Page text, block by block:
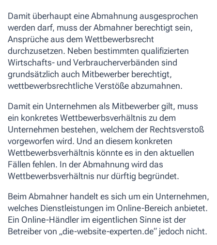
Damit überhaupt eine Abmahnung ausgesprochen
werden darf, muss der Abmahner berechtigt sein,
Ansprüche aus dem Wettbewerbsrecht
durchzusetzen. Neben bestimmten qualifizierten
Wirtschafts- und Verbraucherverbänden sind
grundsätzlich auch Mitbewerber berechtigt,
wettbewerbsrechtliche Verstöße abzumahnen.
Damit ein Unternehmen als Mitbewerber gilt, muss
ein konkretes Wettbewerbsverhältnis zu dem
Unternehmen bestehen, welchem der Rechtsverstoß
vorgeworfen wird. Und an diesem konkreten
Wettbewerbsverhältnis könnte es in den aktuellen
Fällen fehlen. In der Abmahnung wird das
Wettbewerbsverhältnis nur dürftig begründet.
Beim Abmahner handelt es sich um ein Unternehmen,
welches Dienstleistungen im Online-Bereich anbietet.
Ein Online-Händler im eigentlichen Sinne ist der
Betreiber von „die-website-experten.de“ jedoch nicht.